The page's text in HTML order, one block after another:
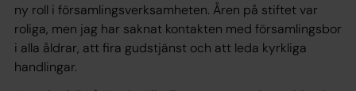
ny roll i församlingsverksamheten. Åren på stiftet var
roliga, men jag har saknat kontakten med församlingsbor
i alla åldrar, att fira gudstjänst och att leda kyrkliga
handlingar.